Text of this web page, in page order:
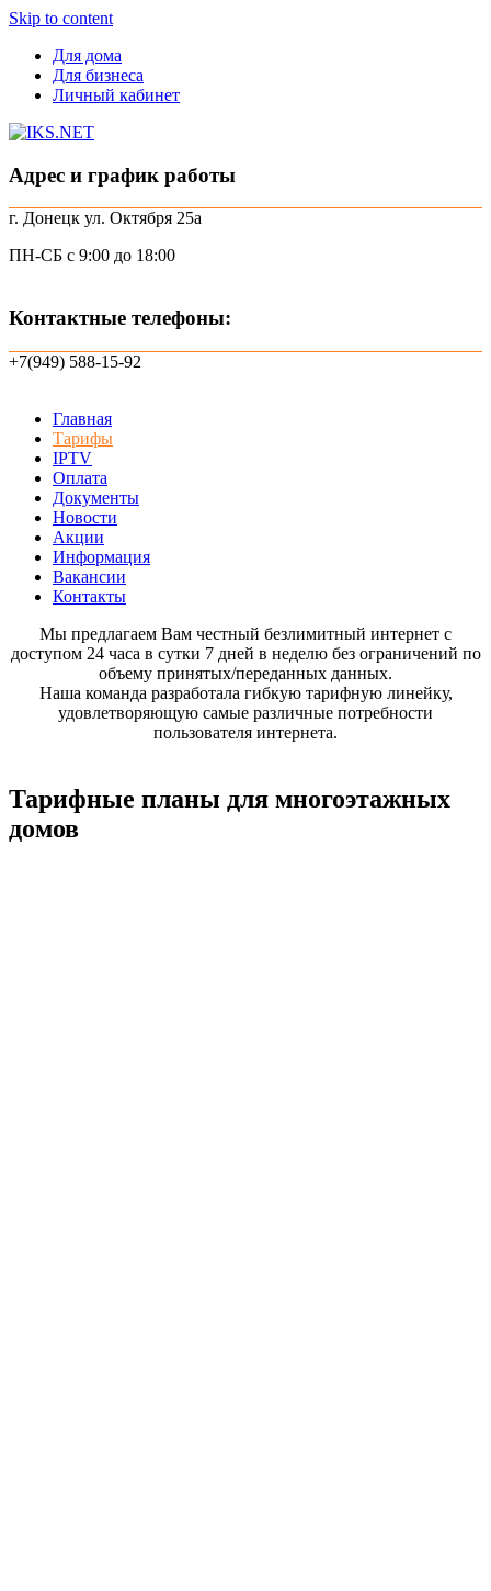
Skip to content
Для дома
Для бизнеса
Личный кабинет
Адрес и график работы
г. Донецк ул. Октября 25а
ПН-СБ с 9:00 до 18:00
Контактные телефоны:
+7(949) 588-15-92
Главная
Тарифы
IPTV
Оплата
Документы
Новости
Акции
Информация
Вакансии
Контакты
Мы предлагаем Вам честный безлимитный интернет с
доступом 24 часа в сутки 7 дней в неделю без ограничений по
объему принятых/переданных данных.
Наша команда разработала гибкую тарифную линейку,
удовлетворяющую самые различные потребности
пользователя интернета.
Тарифные планы для многоэтажных
домов